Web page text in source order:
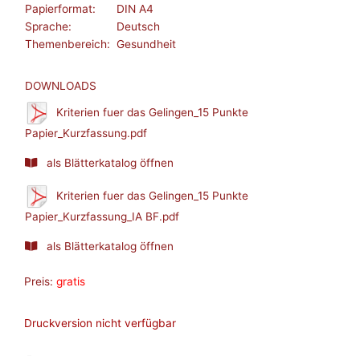
Papierformat:
DIN A4
Sprache:
Deutsch
Themenbereich: Gesundheit
DOWNLOADS
Kriterien fuer das Gelingen_15 Punkte
Papier_Kurzfassung.pdf
als Blätterkatalog öffnen
Kriterien fuer das Gelingen_15 Punkte
Papier_Kurzfassung_IA BF.pdf
als Blätterkatalog öffnen
Preis: gratis
Druckversion nicht verfügbar